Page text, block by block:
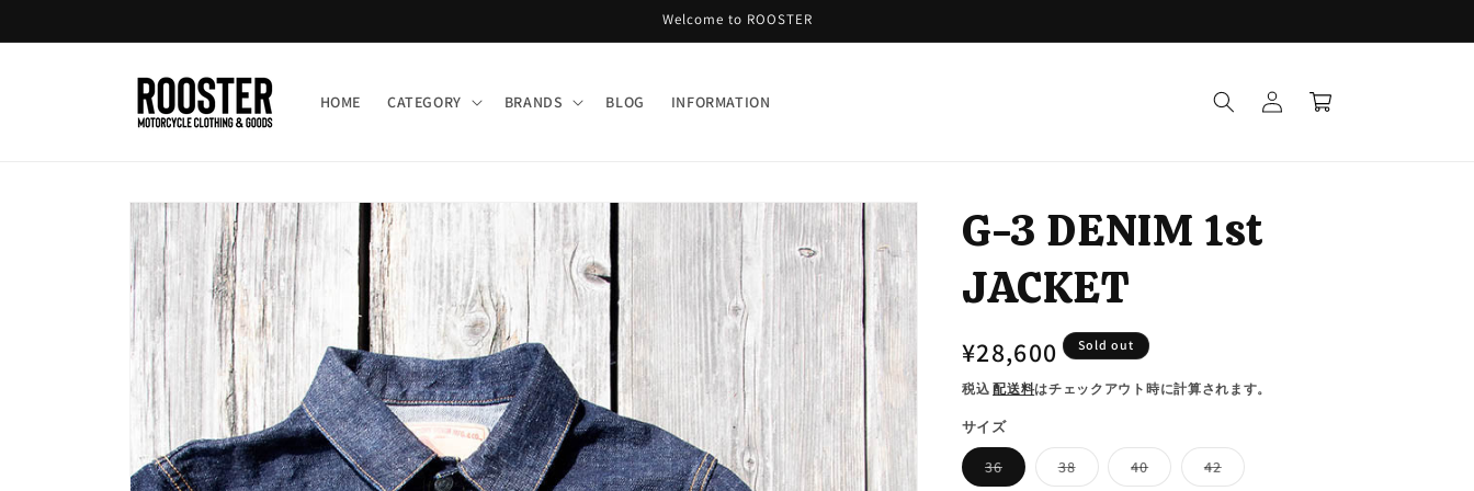
進む
Welcome to ROOSTER
HOME CATEGORY BRANDS BLOG INFORMATION
グ
イ
ー
商品情
報にス
キップ
G-3 DENIM 1st
JACKET
通
常
価
格
¥28,600 Sold out
税込配送料はチェックアウト時に計算されます。
サイズ
36バ
リ
38バ
リ
40バ
リ
42バ
リ